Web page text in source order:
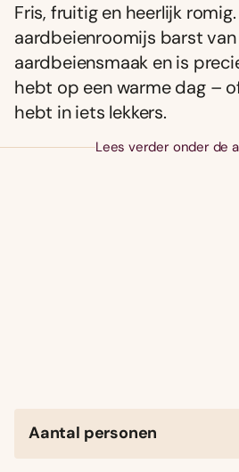
Fris, fruitig en heerlijk
aardbeienroomijs barst
aardbeiensmaak en is
hebt op een warme dag –
hebt in iets lekkers.
Lees verder onder de
Aantal personen